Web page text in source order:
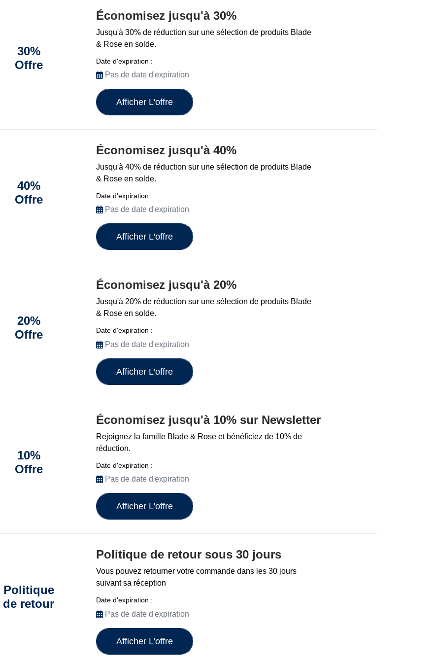
30%
Offre
Économisez jusqu'à 30%
Jusqu'à 30% de réduction sur une sélection de produits Blade
& Rose en solde.
Date d'expiration :
Pas de date d'expiration
Afficher L'offre
40%
Offre
Économisez jusqu'à 40%
Jusqu'à 40% de réduction sur une sélection de produits Blade
& Rose en solde.
Date d'expiration :
Pas de date d'expiration
Afficher L'offre
20%
Offre
Économisez jusqu'à 20%
Jusqu'à 20% de réduction sur une sélection de produits Blade
& Rose en solde.
Date d'expiration :
Pas de date d'expiration
Afficher L'offre
10%
Offre
Économisez jusqu'à 10% sur Newsletter
Rejoignez la famille Blade & Rose et bénéficiez de 10% de
réduction.
Date d'expiration :
Pas de date d'expiration
Afficher L'offre
Politique
de retour
Politique de retour sous 30 jours
Vous pouvez retourner votre commande dans les 30 jours
suivant sa réception
Date d'expiration :
Pas de date d'expiration
Afficher L'offre